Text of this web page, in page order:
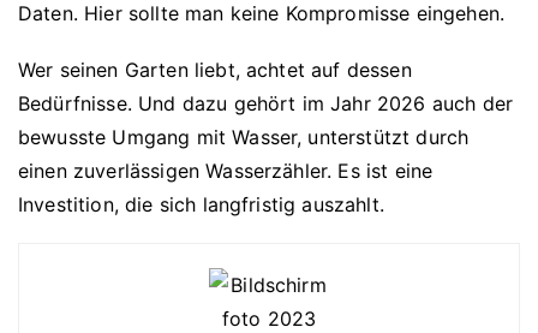
Daten. Hier sollte man keine Kompromisse eingehen.
Wer seinen Garten liebt, achtet auf dessen
Bedürfnisse. Und dazu gehört im Jahr 2026 auch der
bewusste Umgang mit Wasser, unterstützt durch
einen zuverlässigen Wasserzähler. Es ist eine
Investition, die sich langfristig auszahlt.